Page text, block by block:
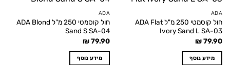
ADA
חול קוסמטי 250 מ"ל ADA Flat
Ivory Sand L SA-03
₪79.90
מידע נוסף
ADA
חול קוסמטי 250 מ"ל ADA Blond
Sand S SA-04
₪79.90
מידע נוסף